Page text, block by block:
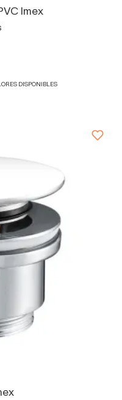
Imex
DISPONIBLES